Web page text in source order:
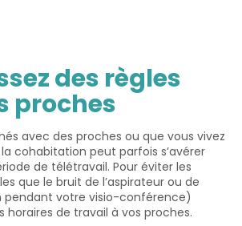
des règles
proches
avec des proches ou que vous vivez
cohabitation peut parfois s’avérer
de télétravail. Pour éviter les
que le bruit de l’aspirateur ou de
pendant votre visio-conférence)
horaires de travail à vos proches.